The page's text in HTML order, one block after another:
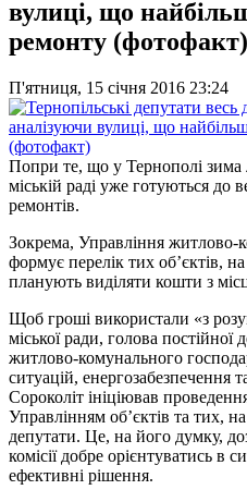
вулиці, що
ремонту (фотофакт)
П'ятниця, 15 січня 2016 23:24
Попри те, що у Тернополі зима
міській раді уже готуються до
ремонтів.
Зокрема, Управління житлово-
формує перелік тих об’єктів,
планують виділяти кошти з
Щоб гроші використали «з
міської ради, голова постійної
житлово-комунального
ситуацій, енергозабезпечення
Сороколіт ініціював
Управлінням об’єктів та тих,
депутати. Це, на його думку,
комісії добре орієнтуватись в
ефективні рішення.